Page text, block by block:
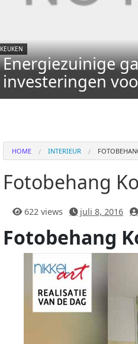
KEUKEN
Energiezuinige
investeringen
HOME INTERIEUR
Fotobehang
622 views juli 8, 2016
Fotobehang